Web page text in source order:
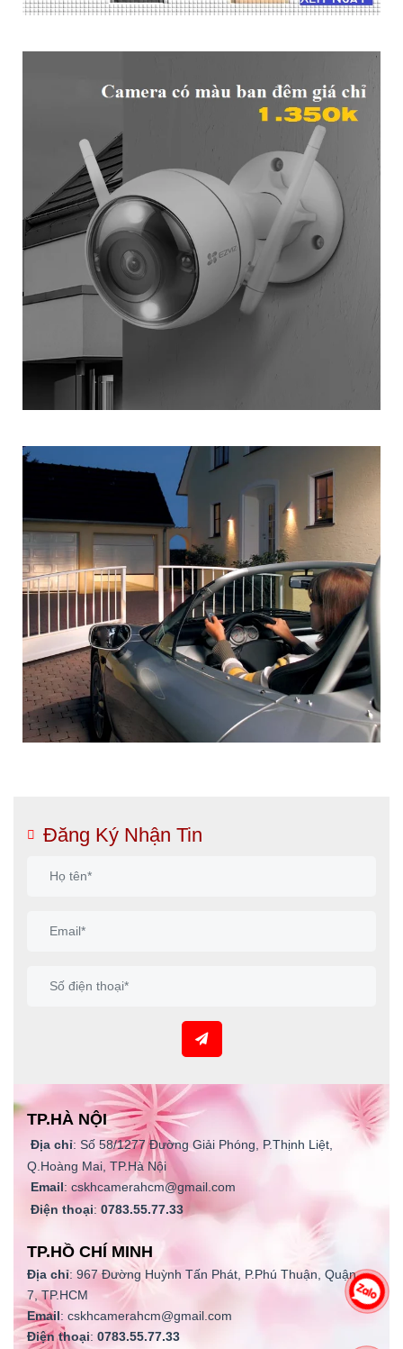
Đăng Ký Nhận Tin
TP.HÀ NỘI
Địa chỉ: Số 58/1277 Đường Giải Phóng, P.Thịnh Liệt,
Q.Hoàng Mai, TP.Hà Nội
Email: cskhcamerahcm@gmail.com
Điện thoại: 0783.55.77.33
TP.HỒ CHÍ MINH
Địa chỉ: 967 Đường Huỳnh Tấn Phát, P.Phú Thuận, Quận
7, TP.HCM
Email: cskhcamerahcm@gmail.com
Điện thoại: 0783.55.77.33